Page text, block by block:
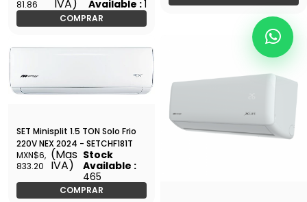
Tubería 1/2 1/4 - SETCMC181V
81.86 IVA)
Available :1
COMPRAR
SET Minisplit 1.5 TON Solo Frio
220V NEX 2024 - SETCHF181T
MXN$6,
833.20
(Mas
IVA)
Stock
Available :
465
COMPRAR